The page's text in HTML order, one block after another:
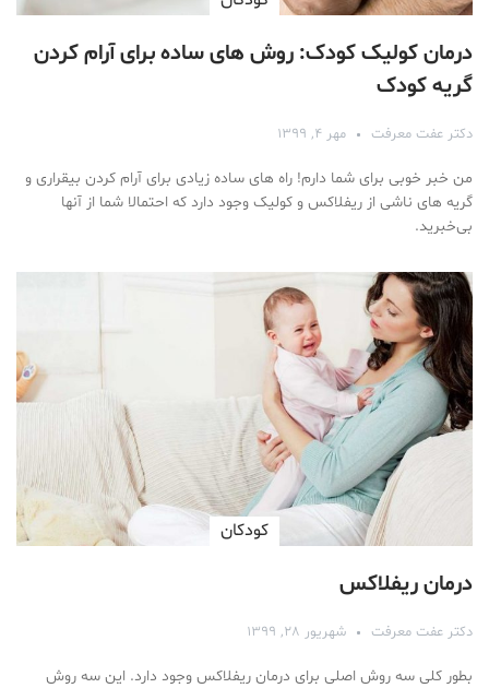
درمان کولیک کودک: روش های ساده برای آرام کردن
گریه کودک
دکتر عفت معرفت مهر ۴, ۱۳۹۹
من خبر خوبی برای شما دارم! راه های ساده زیادی برای آرام کردن بیقراری و
گریه های ناشی از ریفلاکس و کولیک وجود دارد که احتمالا شما از آنها
بی‌خبرید.
کودکان
درمان ریفلاکس
دکتر عفت معرفت شهریور ۲۸, ۱۳۹۹
بطور کلی سه روش اصلی برای درمان ریفلاکس وجود دارد. این سه روش